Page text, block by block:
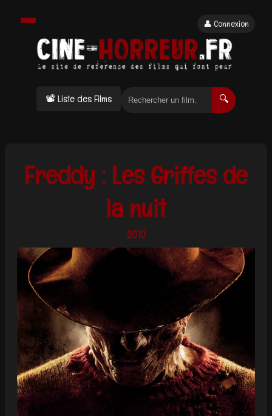
📽 Liste des Films 🔍
👤 Connexion
Freddy : Les Griffes de
la nuit
2010